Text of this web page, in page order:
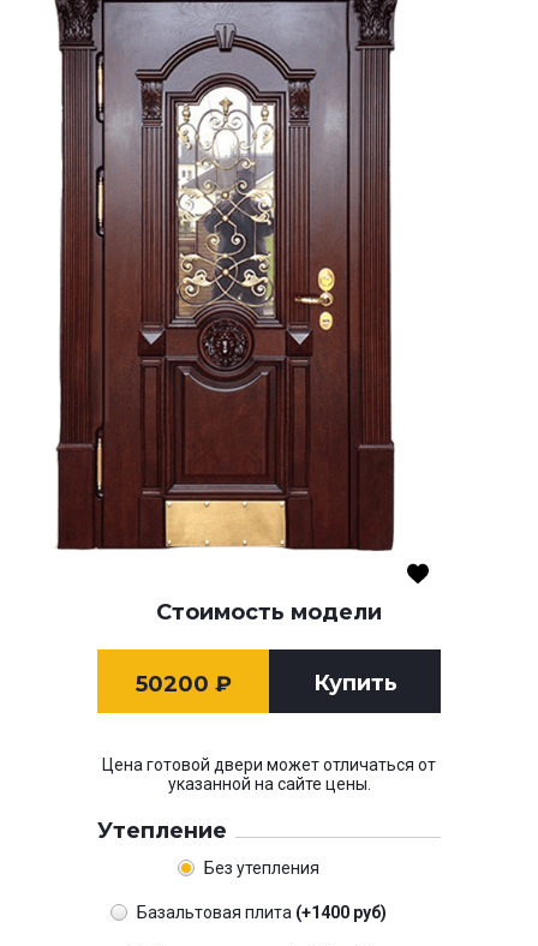
Стоимость модели
50200 ₽ Купить
Цена готовой двери может отличаться от
указанной на сайте цены.
Утепление
Без утепления
Базальтовая плита (+1400 руб)